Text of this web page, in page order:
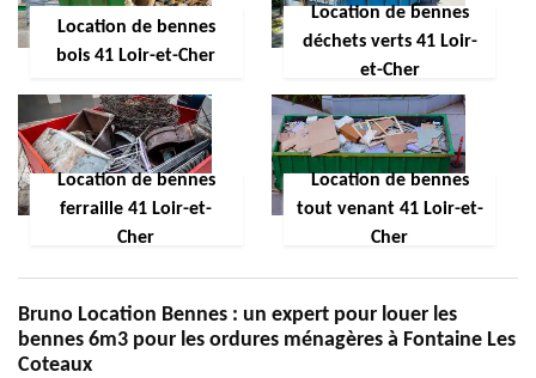
Location de bennes
bois 41 Loir-et-Cher
Location de bennes
déchets verts 41 Loir-
et-Cher
Location de bennes
ferraille 41 Loir-et-
Cher
Location de bennes
tout venant 41 Loir-et-
Cher
Bruno Location Bennes : un expert pour louer les
bennes 6m3 pour les ordures ménagères à Fontaine Les
Coteaux